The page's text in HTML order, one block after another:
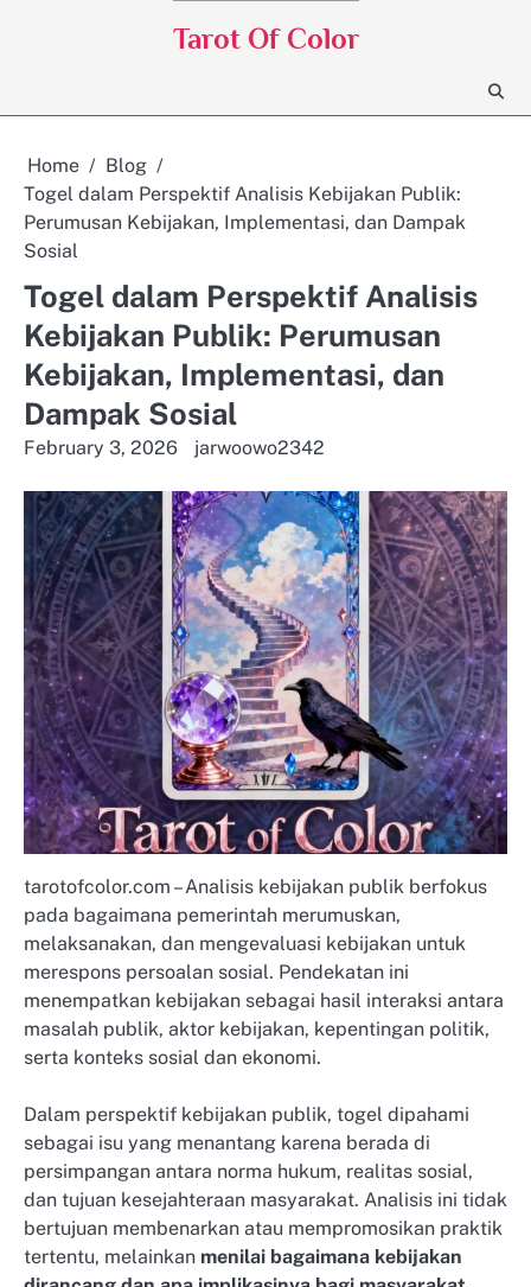
Tarot Of Color
Home
Blog
Togel dalam Perspektif Analisis Kebijakan Publik:
Perumusan Kebijakan, Implementasi, dan Dampak
Sosial
Togel dalam Perspektif Analisis
Kebijakan Publik: Perumusan
Kebijakan, Implementasi, dan
Dampak Sosial
February 3, 2026 jarwoowo2342
tarotofcolor.com – Analisis kebijakan publik berfokus
pada bagaimana pemerintah merumuskan,
melaksanakan, dan mengevaluasi kebijakan untuk
merespons persoalan sosial. Pendekatan ini
menempatkan kebijakan sebagai hasil interaksi antara
masalah publik, aktor kebijakan, kepentingan politik,
serta konteks sosial dan ekonomi.
Dalam perspektif kebijakan publik, togel dipahami
sebagai isu yang menantang karena berada di
persimpangan antara norma hukum, realitas sosial,
dan tujuan kesejahteraan masyarakat. Analisis ini tidak
bertujuan membenarkan atau mempromosikan praktik
tertentu, melainkan menilai bagaimana kebijakan